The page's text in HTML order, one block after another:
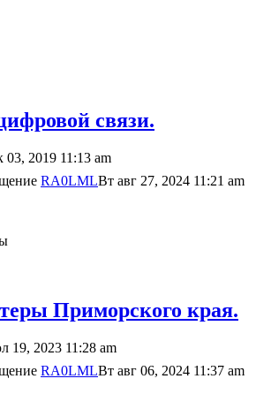
связи.
03, 2019 11:13 am
RA0LMLВт авг 27, 2024 11:21 am
Приморского края.
19, 2023 11:28 am
RA0LMLВт авг 06, 2024 11:37 am